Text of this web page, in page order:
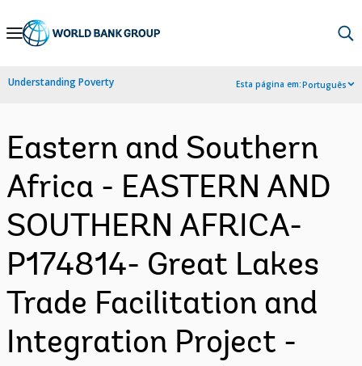
Skip
Navigation
Understanding Poverty Esta página em:Português
Eastern and Southern
Africa - EASTERN AND
SOUTHERN AFRICA-
P174814- Great Lakes
Trade Facilitation and
Integration Project -